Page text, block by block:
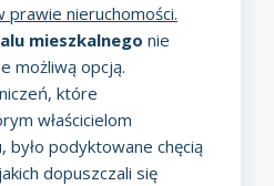
prawie nieruchomości.
mieszkalnego nie
możliwą opcją.
które
właścicielom
było podyktowane chęcią
dopuszczali się